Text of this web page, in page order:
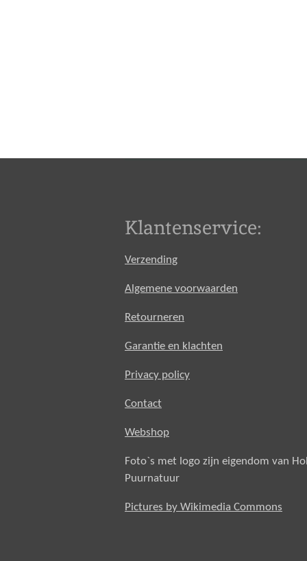
Klantenservice:
Verzending
Algemene voorwaarden
Retourneren
Garantie en klachten
Privacy policy
Contact
Webshop
Foto`s met logo zijn eigendom van
Puurnatuur
Pictures by Wikimedia Commons